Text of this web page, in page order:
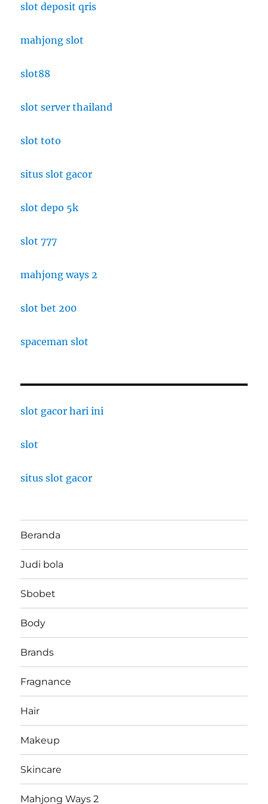
slot deposit qris
mahjong slot
slot88
slot server thailand
slot toto
situs slot gacor
slot depo 5k
slot 777
mahjong ways 2
slot bet 200
spaceman slot
slot gacor hari ini
slot
situs slot gacor
Beranda
Judi bola
Sbobet
Body
Brands
Fragnance
Hair
Makeup
Skincare
Mahjong Ways 2